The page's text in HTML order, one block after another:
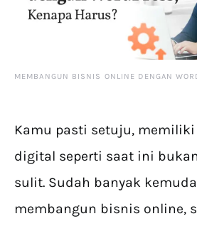
MEMBANGUN BISNIS ONLINE DENGAN
Kamu pasti setuju,
digital seperti saat ini
sulit. Sudah banyak
membangun bisnis online,